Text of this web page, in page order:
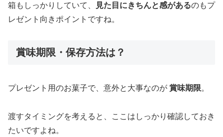
箱もしっかりしていて、 見た目にきちんと感があるのもプ
レゼント向きポイントですね。
賞味期限・保存方法は？
プレゼント用のお菓子で、意外と大事なのが 賞味期限。
渡すタイミングを考えると、ここはしっかり確認しておき
たいですよね。